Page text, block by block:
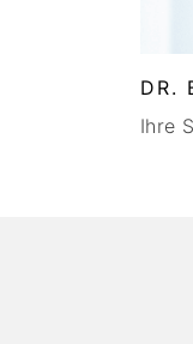
DR.
Ihre